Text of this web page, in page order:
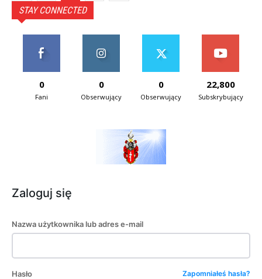
STAY CONNECTED
0
Fani
0
Obserwujący
0
Obserwujący
22,800
Subskrybujący
Zaloguj się
Nazwa użytkownika lub adres e-mail
Hasło Zapomniałeś hasła?